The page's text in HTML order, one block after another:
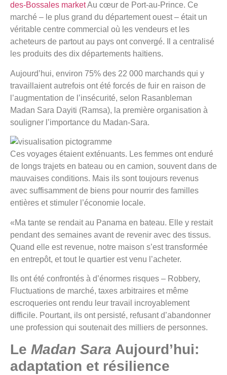
des-Bossales marketAu cœur de Port-au-Prince. Ce
marché – le plus grand du département ouest – était un
véritable centre commercial où les vendeurs et les
acheteurs de partout au pays ont convergé. Il a centralisé
les produits des dix départements haïtiens.
Aujourd’hui, environ 75% des 22 000 marchands qui y
travaillaient autrefois ont été forcés de fuir en raison de
l’augmentation de l’insécurité, selon Rasanbleman
Madan Sara Dayiti (Ramsa), la première organisation à
souligner l’importance du Madan-Sara.
Ces voyages étaient exténuants. Les femmes ont enduré
de longs trajets en bateau ou en camion, souvent dans de
mauvaises conditions. Mais ils sont toujours revenus
avec suffisamment de biens pour nourrir des familles
entières et stimuler l’économie locale.
«Ma tante se rendait au Panama en bateau. Elle y restait
pendant des semaines avant de revenir avec des tissus.
Quand elle est revenue, notre maison s’est transformée
en entrepôt, et tout le quartier est venu l’acheter.
Ils ont été confrontés à d’énormes risques – Robbery,
Fluctuations de marché, taxes arbitraires et même
escroqueries ont rendu leur travail incroyablement
difficile. Pourtant, ils ont persisté, refusant d’abandonner
une profession qui soutenait des milliers de personnes.
Le Madan Sara Aujourd’hui:
adaptation et résilience